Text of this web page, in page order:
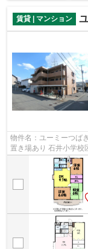
賃貸 | マンション
物件名：ユーミーつば
置き場あり 石井小学校